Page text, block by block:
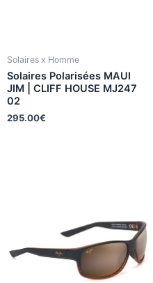
Solaires x Homme
Solaires Polarisées MAUI
JIM | CLIFF HOUSE MJ247
02
295.00€